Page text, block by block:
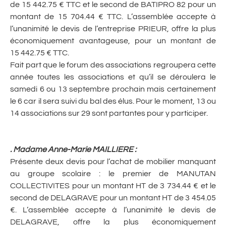
de 15 442.75 € TTC et le second de BATIPRO 82 pour un
montant de 15 704.44 € TTC. L’assemblée accepte à
l’unanimité le devis de l’entreprise PRIEUR, offre la plus
économiquement avantageuse, pour un montant de
15 442.75 € TTC.
Fait part que le forum des associations regroupera cette
année toutes les associations et qu’il se déroulera le
samedi 6 ou 13 septembre prochain mais certainement
le 6 car il sera suivi du bal des élus. Pour le moment, 13 ou
14 associations sur 29 sont partantes pour y participer.
. Madame Anne-Marie MAILLIERE :
Présente deux devis pour l’achat de mobilier manquant
au groupe scolaire : le premier de MANUTAN
COLLECTIVITES pour un montant HT de 3 734.44 € et le
second de DELAGRAVE pour un montant HT de 3 454.05
€. L’assemblée accepte à l’unanimité le devis de
DELAGRAVE, offre la plus économiquement